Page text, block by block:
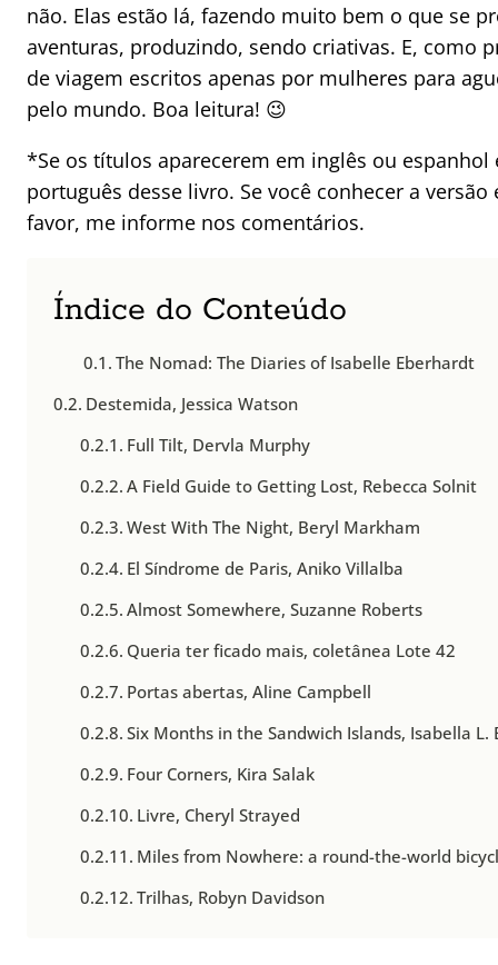
não. Elas estão lá, fazendo muito bem o que se
aventuras, produzindo, sendo criativas. E, como
de viagem escritos apenas por mulheres para
pelo mundo. Boa leitura! 😉
*Se os títulos aparecerem em inglês ou
português desse livro. Se você conhecer a
favor, me informe nos comentários.
Índice do Conteúdo
The Nomad: The Diaries of Isabelle Eberhardt
Destemida, Jessica Watson
Full Tilt, Dervla Murphy
A Field Guide to Getting Lost, Rebecca Solnit
West With The Night, Beryl Markham
El Síndrome de Paris, Aniko Villalba
Almost Somewhere, Suzanne Roberts
Queria ter ficado mais, coletânea Lote 42
Portas abertas, Aline Campbell
Six Months in the Sandwich Islands, Isabella L.
Four Corners, Kira Salak
Livre, Cheryl Strayed
Miles from Nowhere: a round-the-world
Trilhas, Robyn Davidson